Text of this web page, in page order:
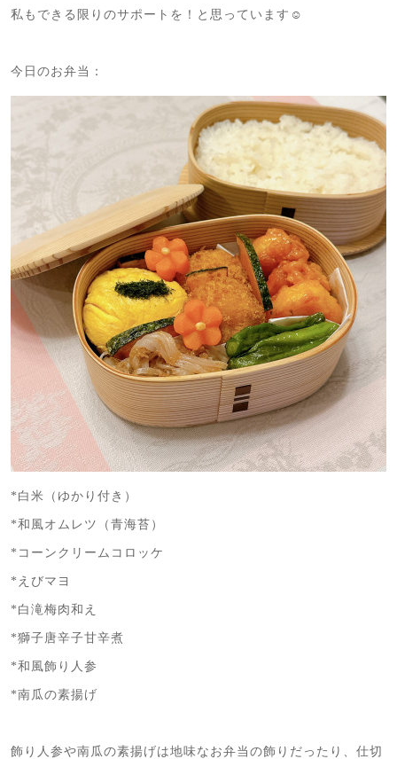
私もできる限りのサポートを！と思っています☺️
今日のお弁当：
*白米（ゆかり付き）
*和風オムレツ（青海苔）
*コーンクリームコロッケ
*えびマヨ
*白滝梅肉和え
*獅子唐辛子甘辛煮
*和風飾り人参
*南瓜の素揚げ
飾り人参や南瓜の素揚げは地味なお弁当の飾りだったり、仕切